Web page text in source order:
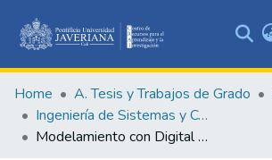
&
Collections
Home A. Tesis y Trabajos de Grado
Ingeniería de Sistemas y Computación
Modelamiento con Digital Twin para el mejoramiento del turismo cultural en Cali